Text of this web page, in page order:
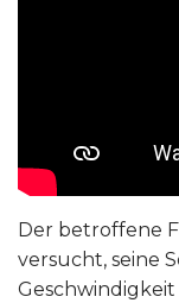
Der betroffene
versucht, seine